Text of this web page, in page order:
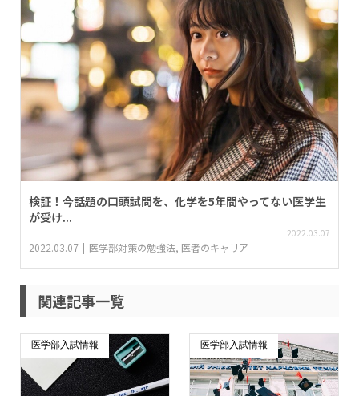
検証！今話題の口頭試問を、化学を5年間やってない医学生
が受け...
2022.03.07
2022.03.07 医学部対策の勉強法, 医者のキャリア
関連記事一覧
医学部入試情報 医学部入試情報